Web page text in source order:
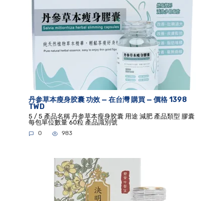
丹参草本瘦身胶囊 功效 — 在台灣 購買 — 價格 1398
TWD
5 / 5 產品名稱 丹参草本瘦身胶囊 用途 減肥 產品類型 膠囊
每包單位數量 60粒 產品識別號
0 983